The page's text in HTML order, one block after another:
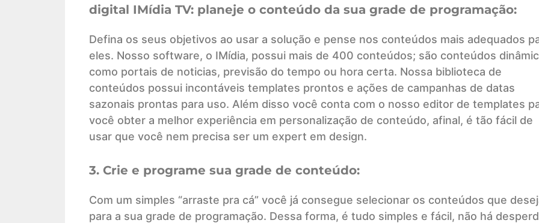
digital IMídia TV: planeje o conteúdo da sua grade de programação:
Defina os seus objetivos ao usar a solução e pense nos conteúdos mais adequados
eles. Nosso software, o IMídia, possui mais de 400 conteúdos; são conteúdos
como portais de noticias, previsão do tempo ou hora certa. Nossa biblioteca de
conteúdos possui incontáveis templates prontos e ações de campanhas de datas
sazonais prontas para uso. Além disso você conta com o nosso editor de templates
você obter a melhor experiência em personalização de conteúdo, afinal, é tão fácil de
usar que você nem precisa ser um expert em design.
3. Crie e programe sua grade de conteúdo:
Com um simples “arraste pra cá” você já consegue selecionar os conteúdos que
para a sua grade de programação. Dessa forma, é tudo simples e fácil, não há